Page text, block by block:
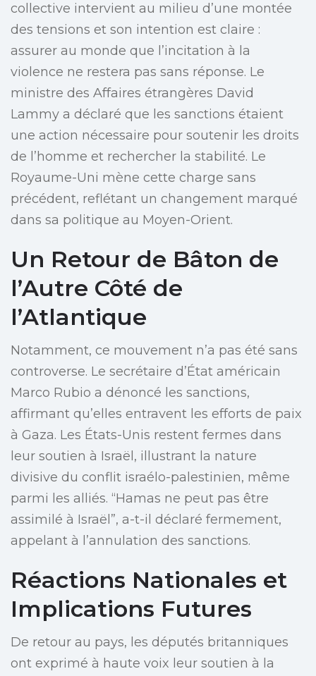
collective intervient au milieu d’une montée
des tensions et son intention est claire :
assurer au monde que l’incitation à la
violence ne restera pas sans réponse. Le
ministre des Affaires étrangères David
Lammy a déclaré que les sanctions étaient
une action nécessaire pour soutenir les droits
de l’homme et rechercher la stabilité. Le
Royaume-Uni mène cette charge sans
précédent, reflétant un changement marqué
dans sa politique au Moyen-Orient.
Un Retour de Bâton de
l’Autre Côté de
l’Atlantique
Notamment, ce mouvement n’a pas été sans
controverse. Le secrétaire d’État américain
Marco Rubio a dénoncé les sanctions,
affirmant qu’elles entravent les efforts de paix
à Gaza. Les États-Unis restent fermes dans
leur soutien à Israël, illustrant la nature
divisive du conflit israélo-palestinien, même
parmi les alliés. “Hamas ne peut pas être
assimilé à Israël”, a-t-il déclaré fermement,
appelant à l’annulation des sanctions.
Réactions Nationales et
Implications Futures
De retour au pays, les députés britanniques
ont exprimé à haute voix leur soutien à la